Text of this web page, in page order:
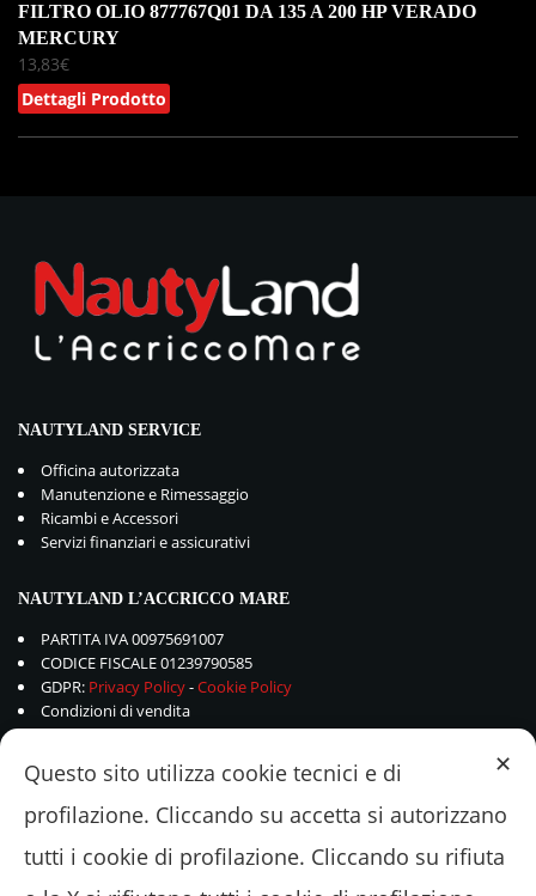
FILTRO OLIO 877767Q01 DA 135 A 200 HP VERADO
MERCURY
13,83€
Dettagli Prodotto
NAUTYLAND SERVICE
Officina autorizzata
Manutenzione e Rimessaggio
Ricambi e Accessori
Servizi finanziari e assicurativi
NAUTYLAND L’ACCRICCO MARE
PARTITA IVA 00975691007
CODICE FISCALE 01239790585
GDPR: Privacy Policy-Cookie Policy
Condizioni di vendita
✕
Questo sito utilizza cookie tecnici e di
profilazione. Cliccando su accetta si autorizzano
tutti i cookie di profilazione. Cliccando su rifiuta